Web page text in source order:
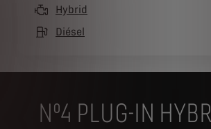
Hybrid
Diésel
Nº4 PLUG-IN